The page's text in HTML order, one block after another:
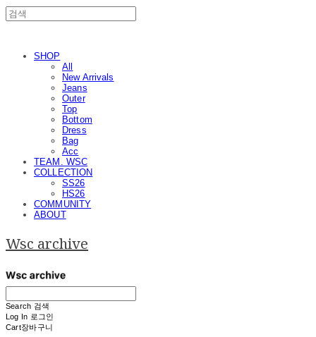
SHOP
All
New Arrivals
Jeans
Outer
Top
Bottom
Dress
Bag
Acc
TEAM. WSC
COLLECTION
SS26
HS26
COMMUNITY
ABOUT
Wsc archive
Search 검색
Log In 로그인
Cart장바구니